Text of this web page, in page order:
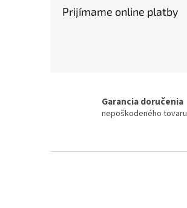
Prijímame online platby
Garancia doručenia
nepoškodeného tovaru